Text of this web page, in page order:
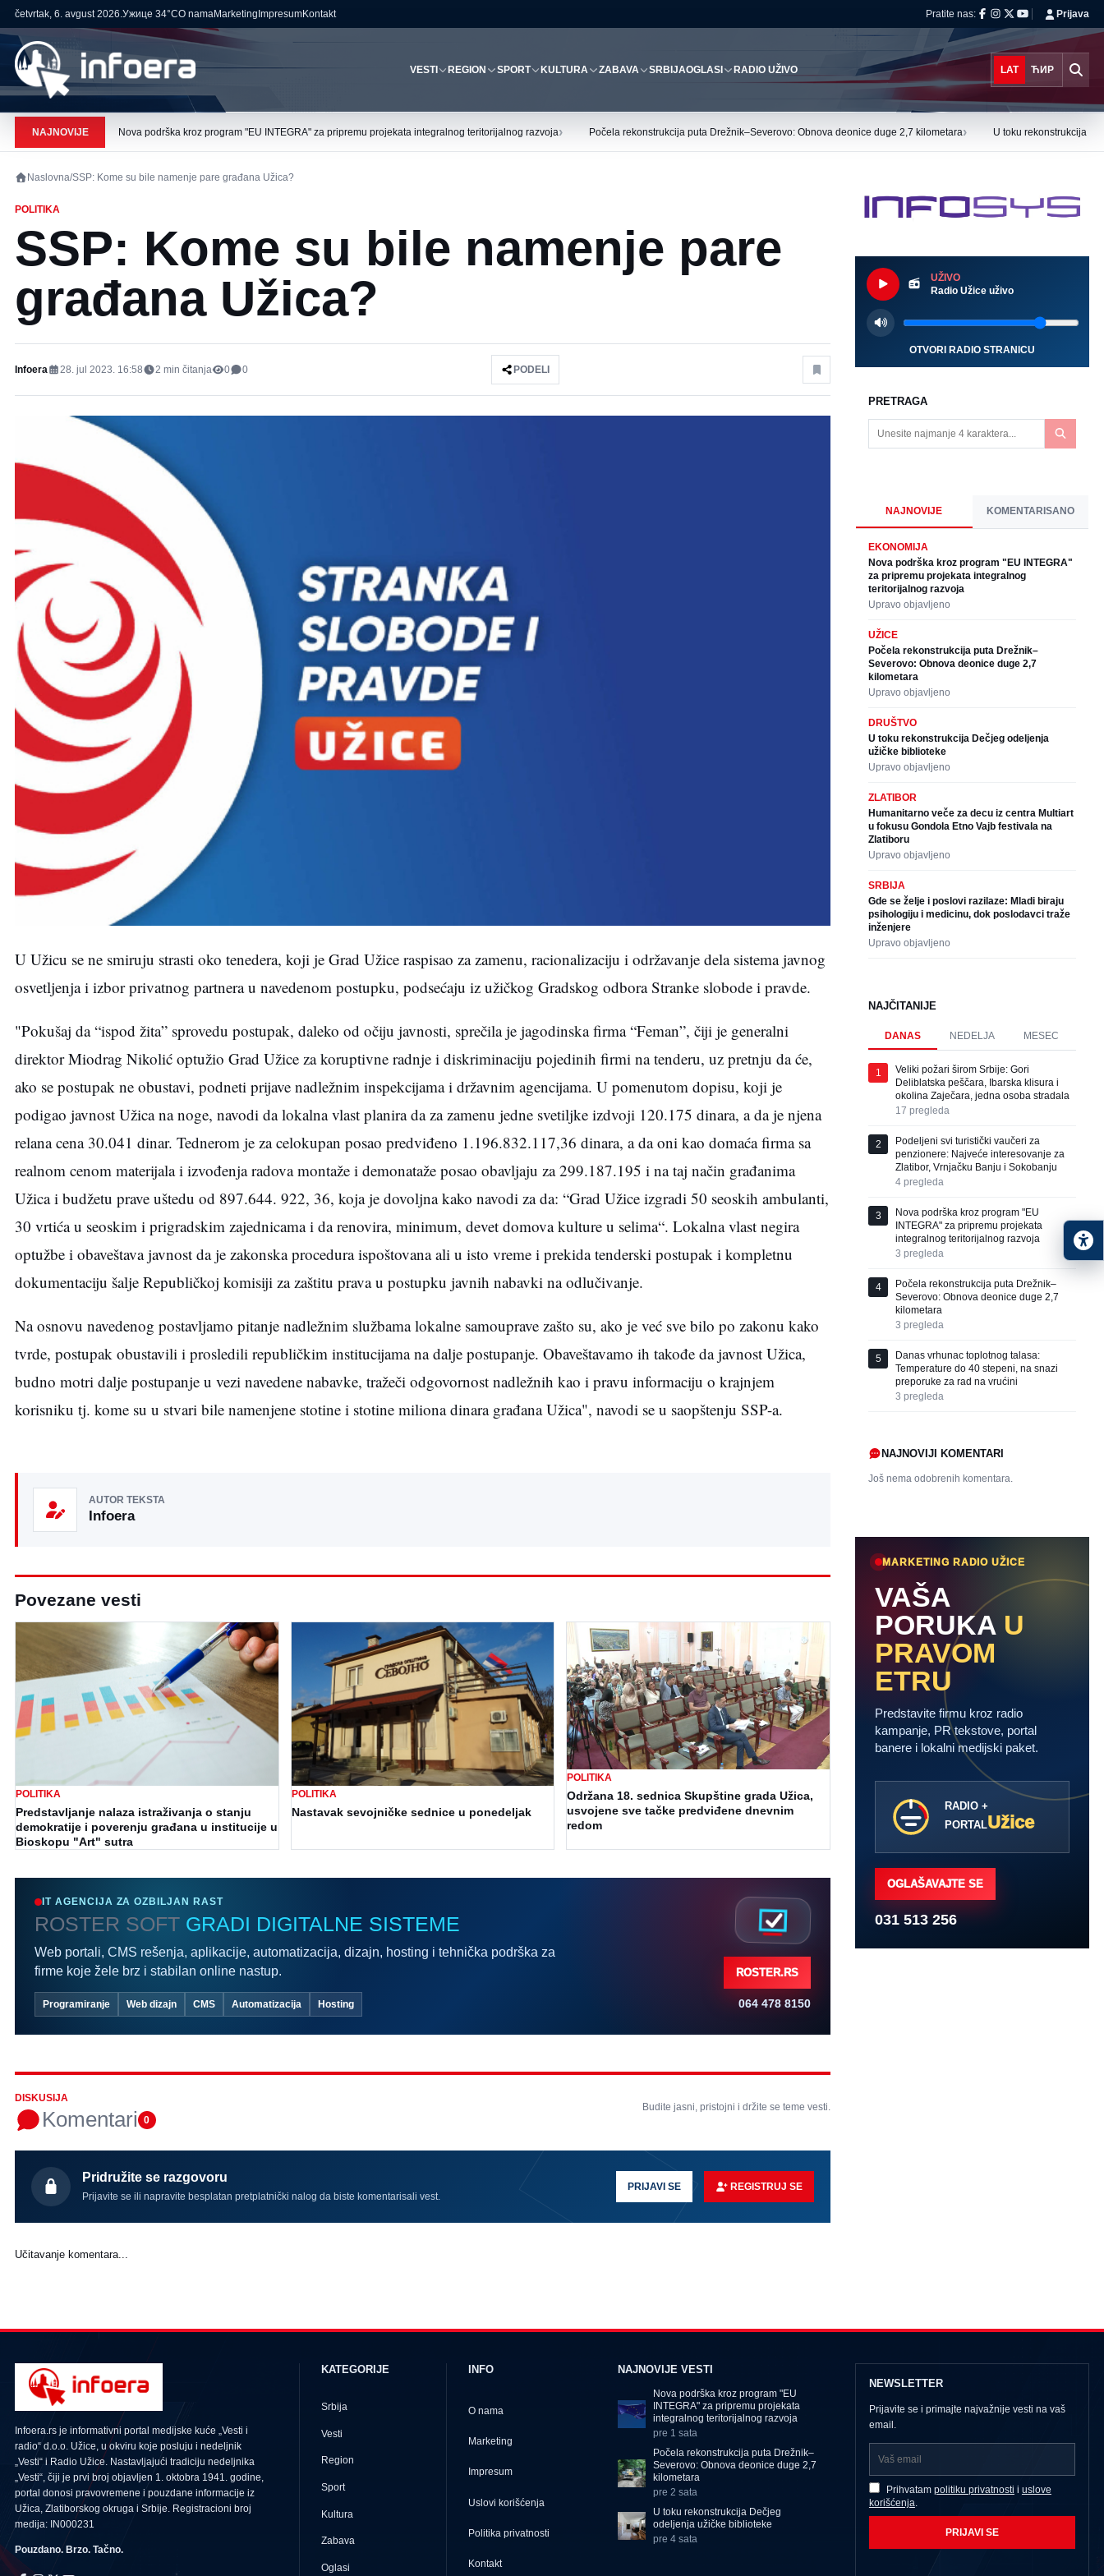
četvrtak, 6. avgust 2026.Ужице 34°CO namaMarketing ImpresumKontakt Pratite nas: Prijava
VESTI REGION SPORT KULTURA ZABAVA SRBIJAOGLASI RADIO UŽIVO LAT ЋИР
NAJNOVIJE Nova podrška kroz program "EU INTEGRA" za pripremu projekata integralnog teritorijalnog razvoja› Počela rekonstrukcija puta Drežnik–Severovo: Obnova deonice duge 2,7 kilometara› U toku rekonstrukcija
Naslovna/SSP: Kome su bile namenje pare građana Užica?
POLITIKA
SSP: Kome su bile namenje pare
građana Užica?
Infoera 28. jul 2023. 16:58 2 min čitanja 0 0 PODELI
U Užicu se ne smiruju strasti oko tenedera, koji je Grad Užice raspisao za zamenu, racionalizaciju i održavanje dela sistema javnog
osvetljenja i izbor privatnog partnera u navedenom postupku, podsećaju iz užičkog Gradskog odbora Stranke slobode i pravde.
"Pokušaj da “ispod žita” sprovedu postupak, daleko od očiju javnosti, sprečila je jagodinska firma “Feman”, čiji je generalni
direktor Miodrag Nikolić optužio Grad Užice za koruptivne radnje i diskriminaciju pojedinih firmi na tenderu, uz pretnju da će,
ako se postupak ne obustavi, podneti prijave nadležnim inspekcijama i državnim agencijama. U pomenutom dopisu, koji je
podigao javnost Užica na noge, navodi da lokalna vlast planira da za zamenu jedne svetiljke izdvoji 120.175 dinara, a da je njena
relana cena 30.041 dinar. Tednerom je za celokupan posao predviđeno 1.196.832.117,36 dinara, a da oni kao domaća firma sa
realnom cenom materijala i izvođenja radova montaže i demonataže posao obavljaju za 299.187.195 i na taj način građanima
Užica i budžetu prave uštedu od 897.644. 922, 36, koja je dovoljna kako navodi za da: “Grad Užice izgradi 50 seoskih ambulanti,
30 vrtića u seoskim i prigradskim zajednicama i da renovira, minimum, devet domova kulture u selima“. Lokalna vlast negira
optužbe i obaveštava javnost da je zakonska procedura ispoštovana ali u isto vreme i prekida tenderski postupak i kompletnu
dokumentaciju šalje Republičkoj komisiji za zaštitu prava u postupku javnih nabavki na odlučivanje.
Na osnovu navedenog postavljamo pitanje nadležnim službama lokalne samouprave zašto su, ako je već sve bilo po zakonu kako
tvrde, postupak obustavili i prosledili republičkim institucijama na dalje postupanje. Obaveštavamo ih takođe da javnost Užica,
budno motri dalje postupanje u vezi navedene nabavke, tražeči odgovornost nadležnih kao i pravu informaciju o krajnjem
korisniku tj. kome su u stvari bile namenjene stotine i stotine miliona dinara građana Užica", navodi se u saopštenju SSP-a.
AUTOR TEKSTA
Infoera
Povezane vesti
POLITIKA
Predstavljanje nalaza istraživanja o stanju
demokratije i poverenju građana u institucije u
Bioskopu "Art" sutra
POLITIKA
Nastavak sevojničke sednice u ponedeljak
POLITIKA
Održana 18. sednica Skupštine grada Užica,
usvojene sve tačke predviđene dnevnim
redom
IT AGENCIJA ZA OZBILJAN RAST
ROSTER SOFT GRADI DIGITALNE SISTEME
Web portali, CMS rešenja, aplikacije, automatizacija, dizajn, hosting i tehnička podrška za
firme koje žele brz i stabilan online nastup.
Programiranje Web dizajn CMS Automatizacija Hosting
ROSTER.RS
064 478 8150
DISKUSIJA
Komentari 0
Budite jasni, pristojni i držite se teme vesti.
Pridružite se razgovoru
Prijavite se ili napravite besplatan pretplatnički nalog da biste komentarisali vest.
PRIJAVI SE REGISTRUJ SE
Učitavanje komentara...
UŽIVO
Radio Užice uživo
OTVORI RADIO STRANICU
PRETRAGA
NAJNOVIJE KOMENTARISANO
EKONOMIJA
Nova podrška kroz program "EU INTEGRA"
za pripremu projekata integralnog
teritorijalnog razvoja
Upravo objavljeno
UŽICE
Počela rekonstrukcija puta Drežnik–
Severovo: Obnova deonice duge 2,7
kilometara
Upravo objavljeno
DRUŠTVO
U toku rekonstrukcija Dečjeg odeljenja
užičke biblioteke
Upravo objavljeno
ZLATIBOR
Humanitarno veče za decu iz centra Multiart
u fokusu Gondola Etno Vajb festivala na
Zlatiboru
Upravo objavljeno
SRBIJA
Gde se želje i poslovi razilaze: Mladi biraju
psihologiju i medicinu, dok poslodavci traže
inženjere
Upravo objavljeno
NAJČITANIJE
DANAS NEDELJA MESEC
1
Veliki požari širom Srbije: Gori
Deliblatska peščara, Ibarska klisura i
okolina Zaječara, jedna osoba stradala
17 pregleda
2
Podeljeni svi turistički vaučeri za
penzionere: Najveće interesovanje za
Zlatibor, Vrnjačku Banju i Sokobanju
4 pregleda
3
Nova podrška kroz program "EU
INTEGRA" za pripremu projekata
integralnog teritorijalnog razvoja
3 pregleda
4
Počela rekonstrukcija puta Drežnik–
Severovo: Obnova deonice duge 2,7
kilometara
3 pregleda
5
Danas vrhunac toplotnog talasa:
Temperature do 40 stepeni, na snazi
preporuke za rad na vrućini
3 pregleda
NAJNOVIJI KOMENTARI
Još nema odobrenih komentara.
MARKETING RADIO UŽICE
VAŠA
PORUKA U
PRAVOM
ETRU
Predstavite firmu kroz radio
kampanje, PR tekstove, portal
banere i lokalni medijski paket.
RADIO +
PORTALUžice
OGLAŠAVAJTE SE
031 513 256
Infoera.rs je informativni portal medijske kuće „Vesti i
radio“ d.o.o. Užice, u okviru koje posluju i nedeljnik
„Vesti“ i Radio Užice. Nastavljajući tradiciju nedeljnika
„Vesti“, čiji je prvi broj objavljen 1. oktobra 1941. godine,
portal donosi pravovremene i pouzdane informacije iz
Užica, Zlatiborskog okruga i Srbije. Registracioni broj
medija: IN000231
Pouzdano. Brzo. Tačno.
KATEGORIJE
Srbija
Vesti
Region
Sport
Kultura
Zabava
Oglasi
INFO
O nama
Marketing
Impresum
Uslovi korišćenja
Politika privatnosti
Kontakt
NAJNOVIJE VESTI
Nova podrška kroz program "EU
INTEGRA" za pripremu projekata
integralnog teritorijalnog razvoja
pre 1 sata
Počela rekonstrukcija puta Drežnik–
Severovo: Obnova deonice duge 2,7
kilometara
pre 2 sata
U toku rekonstrukcija Dečjeg
odeljenja užičke biblioteke
pre 4 sata
NEWSLETTER
Prijavite se i primajte najvažnije vesti na vaš
email.
Prihvatam politiku privatnosti i uslove
korišćenja.
PRIJAVI SE